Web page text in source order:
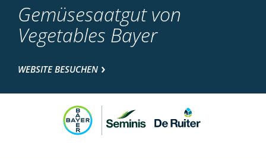
Gemüsesaatgut von
Vegetables Bayer
WEBSITE BESUCHEN